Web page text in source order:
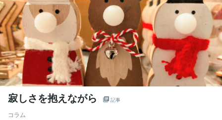
寂しさを抱えながら 記事
コラム